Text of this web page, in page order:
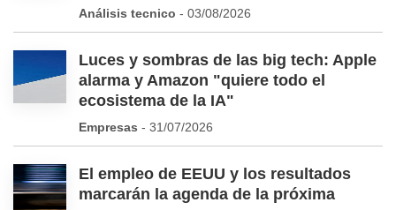
Análisis tecnico - 03/08/2026
Luces y sombras de las big tech: Apple
alarma y Amazon "quiere todo el
ecosistema de la IA"
Empresas - 31/07/2026
El empleo de EEUU y los resultados
marcarán la agenda de la próxima